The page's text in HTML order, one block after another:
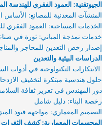
الجيوتقنية: العمود الفقري للهندسة
المنشآت المعدنية للمصانع: الأساس
الخدمات المساحية: العمود الفقري
خدمات نمذجة المباني: ثورة في
إصدار رخص التعدين للمحاجر
الدراسات البيئية والتعدين
الابتكارات التكنولوجية في أدوات
حلول هندسية مبتكرة لتخفيف
دور المهندس في تعزيز ثقافة
رخصة البناء: دليل شامل
التصميم المعماري: مواجهة قيود
المجسمات المعمارية: كشف الثغرات